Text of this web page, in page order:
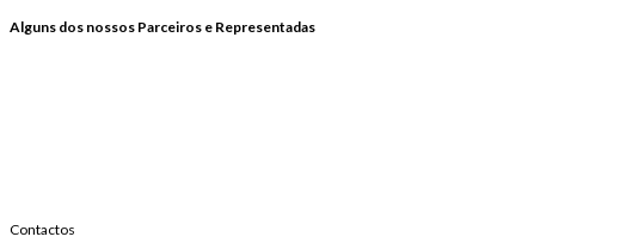
Alguns dos nossos Parceiros e Representadas
Contactos